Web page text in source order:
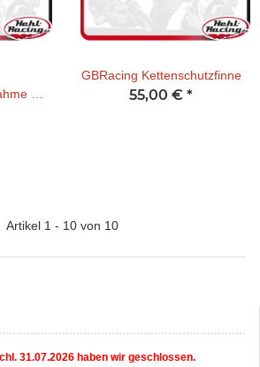
mit
GBRacing Kettenschutzfinne
55,00 € *
Artikel 1 - 10 von 10
31.07.2026 haben wir geschlossen.